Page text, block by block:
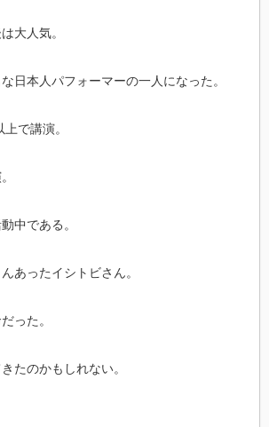
大人気。
日本人パフォーマーの一人になった。
で講演。
中である。
あったイシトビさん。
った。
たのかもしれない。